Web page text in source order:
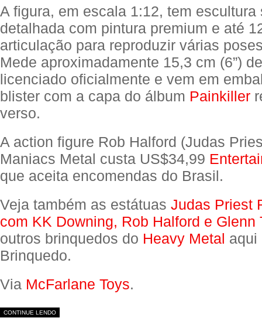
A figura, em escala 1:12, tem escultura
detalhada com pintura premium e até
articulação para reproduzir várias
Mede aproximadamente 15,3 cm (6”)
licenciado oficialmente e vem em
blister com a capa do álbum Painkiller
verso.
A action figure Rob Halford (Judas
Maniacs Metal custa US$34,99
que aceita encomendas do Brasil.
Veja também as estátuas Judas Priest
com KK Downing, Rob Halford e Glenn
outros brinquedos do Heavy Metal aqui
Brinquedo.
Via McFarlane Toys.
CONTINUE LENDO